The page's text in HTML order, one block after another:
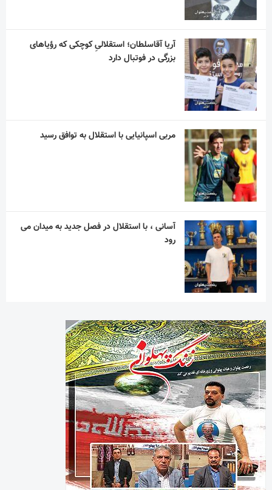
آریا آقاسلطان؛ استقلالیِ کوچکی که رؤیاهای
بزرگی در فوتبال دارد
مربی اسپانیایی با استقلال به توافق رسید
آسانی ، با استقلال در فصل جدید به میدان می
رود